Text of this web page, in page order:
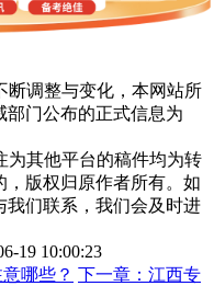
断调整与变化，本网站所
部门公布的正式信息为
为其他平台的稿件均为转
版权归原作者所有。如
我们联系，我们会及时进
19 10:00:23
哪些？ 下一章： 江西专